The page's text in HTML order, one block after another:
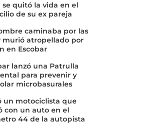
se quitó la vida en el
de su ex pareja
caminaba por las
murió atropellado por
en Escobar
lanzó una Patrulla
para prevenir y
microbasurales
un motociclista que
con un auto en el
44 de la autopista